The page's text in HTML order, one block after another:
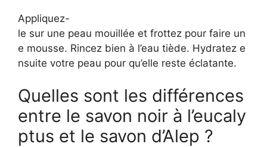
Appliquez-
le sur une peau mouillée et frottez pour faire un
e mousse. Rincez bien à l’eau tiède. Hydratez e
nsuite votre peau pour qu’elle reste éclatante.
Quelles sont les différences
entre le savon noir à l’eucaly
ptus et le savon d’Alep ?